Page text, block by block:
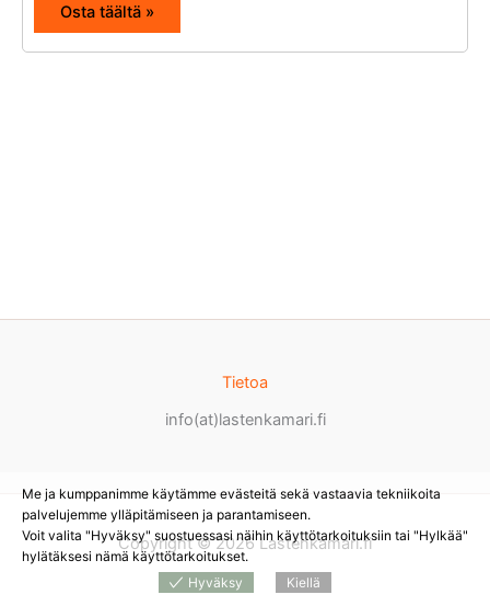
Osta täältä »
Tietoa
info(at)lastenkamari.fi
Copyright © 2026 Lastenkamari.fi
Me ja kumppanimme käytämme evästeitä sekä vastaavia tekniikoita
palvelujemme ylläpitämiseen ja parantamiseen.
Voit valita "Hyväksy" suostuessasi näihin käyttötarkoituksiin tai "Hylkää"
hylätäksesi nämä käyttötarkoitukset.
Hyväksy
Kiellä